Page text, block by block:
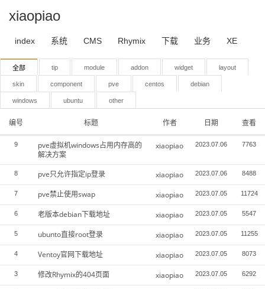
xiaopiao
index 系统 CMS Rhymix 下载 业务 XE
全部 tip module addon widget layout
skin component pve centos debian
windows ubuntu other
编号 标题 作者 日期 查看
9
pve虚拟机windows占用内存高的
解决方案
xiaopiao 2023.07.06 7763
8 pve只允许指定ip登录 xiaopiao 2023.07.06 8488
7 pve禁止使用swap xiaopiao 2023.07.05 11724
6 老版本debian下载地址 xiaopiao 2023.07.05 5547
5 ubunto直接root登录 xiaopiao 2023.07.05 11255
4 Ventoy官网下载地址 xiaopiao 2023.07.05 8073
3 修改Rhymix的404页面 xiaopiao 2023.07.05 6292